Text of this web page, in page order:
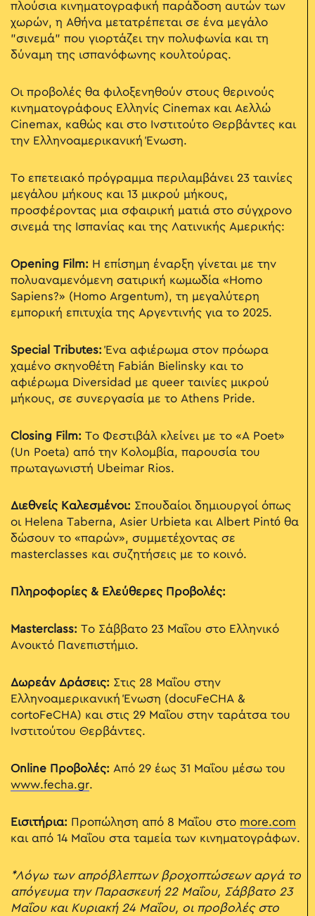
πλούσια κινηματογραφική παράδοση αυτών των
χωρών, η Αθήνα μετατρέπεται σε ένα μεγάλο
"σινεμά" που γιορτάζει την πολυφωνία και τη
δύναμη της ισπανόφωνης κουλτούρας.
Οι προβολές θα φιλοξενηθούν στους θερινούς
κινηματογράφους Ελληνίς Cinemax και Αελλώ
Cinemax, καθώς και στο Ινστιτούτο Θερβάντες και
την Ελληνοαμερικανική Ένωση.
Το επετειακό πρόγραμμα περιλαμβάνει 23 ταινίες
μεγάλου μήκους και 13 μικρού μήκους,
προσφέροντας μια σφαιρική ματιά στο σύγχρονο
σινεμά της Ισπανίας και της Λατινικής Αμερικής:
Opening Film: Η επίσημη έναρξη γίνεται με την
πολυαναμενόμενη σατιρική κωμωδία «Homo
Sapiens?» (Homo Argentum), τη μεγαλύτερη
εμπορική επιτυχία της Αργεντινής για το 2025.
Special Tributes: Ένα αφιέρωμα στον πρόωρα
χαμένο σκηνοθέτη Fabián Bielinsky και το
αφιέρωμα Diversidad με queer ταινίες μικρού
μήκους, σε συνεργασία με το Athens Pride.
Closing Film: Το Φεστιβάλ κλείνει με το «A Poet»
(Un Poeta) από την Κολομβία, παρουσία του
πρωταγωνιστή Ubeimar Rios.
Διεθνείς Καλεσμένοι: Σπουδαίοι δημιουργοί όπως
οι Helena Taberna, Asier Urbieta και Albert Pintó θα
δώσουν το «παρών», συμμετέχοντας σε
masterclasses και συζητήσεις με το κοινό.
Πληροφορίες & Ελεύθερες Προβολές:
Masterclass: Το Σάββατο 23 Μαΐου στο Ελληνικό
Ανοικτό Πανεπιστήμιο.
Δωρεάν Δράσεις: Στις 28 Μαΐου στην
Ελληνοαμερικανική Ένωση (docuFeCHA &
cortoFeCHA) και στις 29 Μαΐου στην ταράτσα του
Ινστιτούτου Θερβάντες.
Online Προβολές: Από 29 έως 31 Μαΐου μέσω του
www.fecha.gr.
Εισιτήρια: Προπώληση από 8 Μαΐου στο more.com
και από 14 Μαΐου στα ταμεία των κινηματογράφων.
*Λόγω των απρόβλεπτων βροχοπτώσεων αργά το
απόγευμα την Παρασκευή 22 Μαΐου, Σάββατο 23
Μαΐου και Κυριακή 24 Μαΐου, οι προβολές στο